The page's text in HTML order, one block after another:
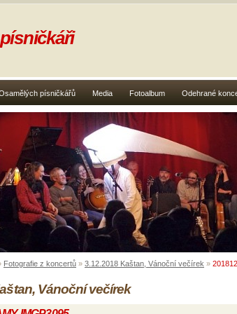
písničkářů Media Fotoalbum Odehrané
Fotografie z koncertů » 3.12.2018 Kaštan, Vánoční večírek »
Vánoční večírek